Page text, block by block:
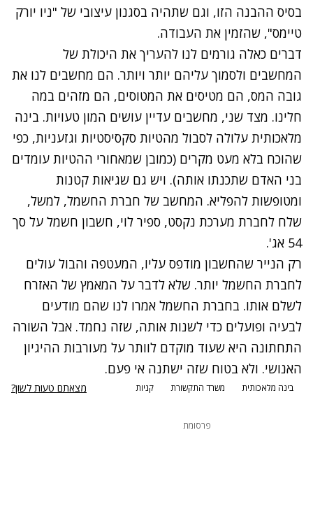
בסיס ההבנה הזו, וגם שתהיה בסגנון עיצובי של "ניו יורק
טיימס", שהזמין את העבודה.
דברים כאלה גורמים לנו להעריך את היכולת של
המחשבים ולסמוך עליהם יותר ויותר. הם מחשבים לנו את
גובה המס, הם מטיסים את המטוסים, הם מזהים במה
חלינו. מצד שני, מחשבים עדיין עושים המון טעויות. בינה
מלאכותית עלולה לסבול מהטיות סקסיסטיות וגזעניות, כפי
שהוכח בלא מעט מקרים (כמובן שמאחורי ההטיות עומדים
בני האדם שתכנתו אותה). ויש גם שגיאות קטנות
ומטופשות להפליא. המחשב של חברת החשמל, למשל,
שלח לחברת מערכת נקסט, ספיר לוי, חשבון חשמל על סך
54 אג'.
רק הנייר שהחשבון מודפס עליו, המעטפה והבול עולים
לחברת החשמל יותר. שלא לדבר על המאמץ של האזרח
לשלם אותו. בחברת החשמל אמרו לנו שהם מודעים
לבעיה ופועלים כדי לשנות אותה, שזה נחמד. אבל השורה
התחתונה היא שעוד מוקדם לוותר על מעורבות ההיגיון
האנושי. ולא בטוח שזה ישתנה אי פעם.
בינה מלאכותית משרד התקשורת קניות מצאתם טעות לשון?
פרסומת